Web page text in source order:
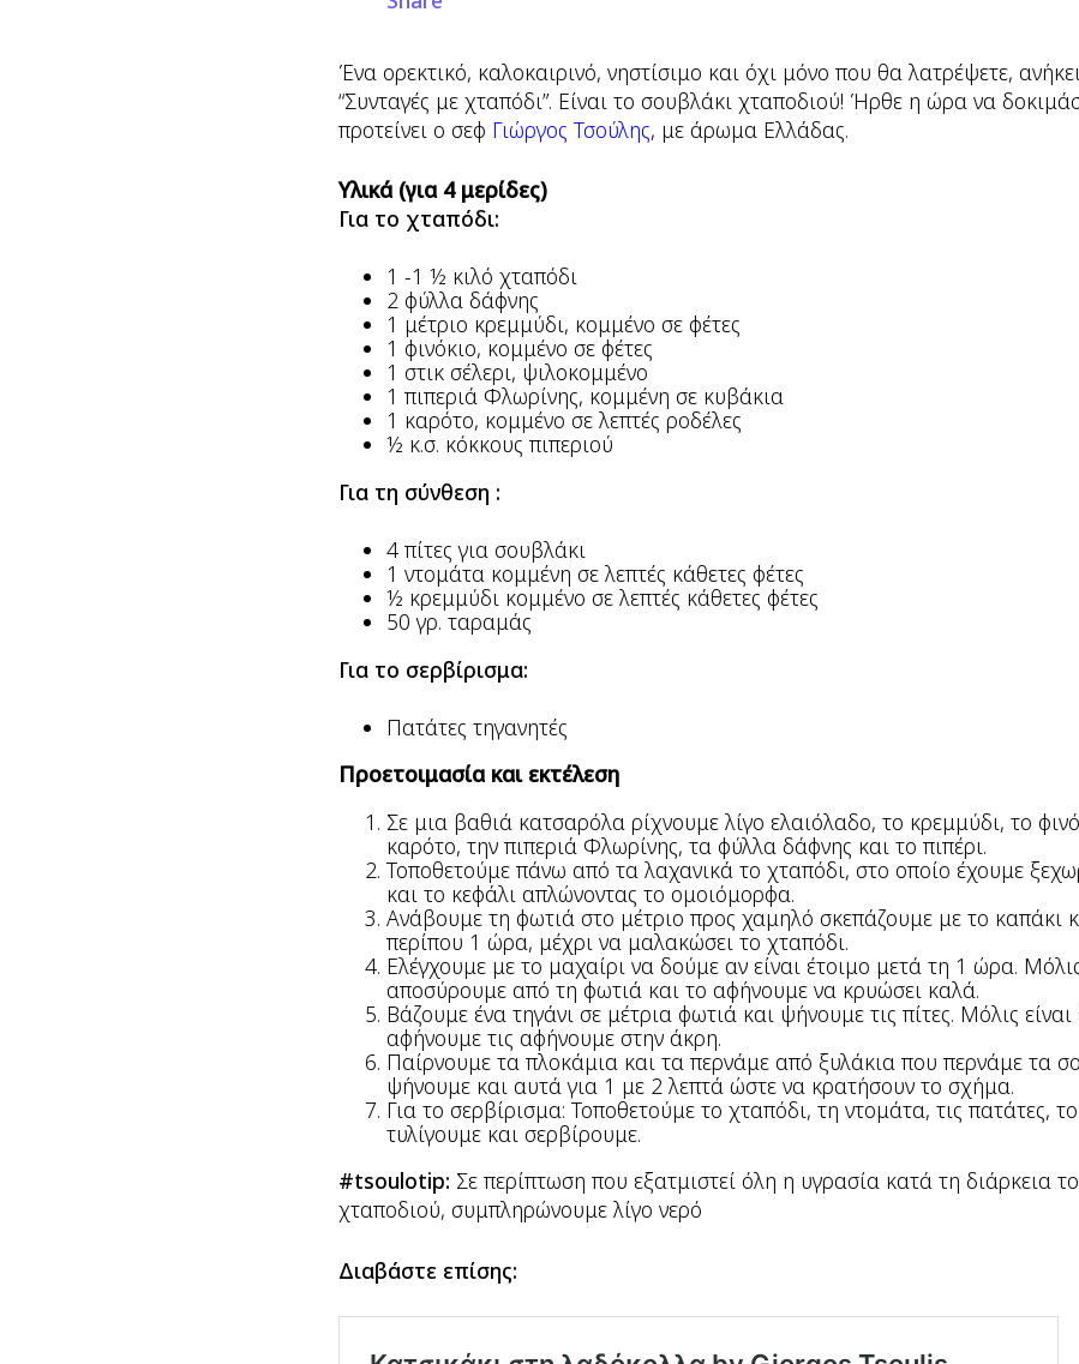
Ένα ορεκτικό, καλοκαιρινό, νηστίσιμο και όχι μόνο που θα λατρέψετε,
“Συνταγές με χταπόδι”. Είναι το σουβλάκι χταποδιού! Ήρθε η ώρα να
προτείνει ο σεφ Γιώργος Τσούλης, με άρωμα Ελλάδας.
Υλικά (για 4 μερίδες)
Για το χταπόδι:
1 -1 ½ κιλό χταπόδι
2 φύλλα δάφνης
1 μέτριο κρεμμύδι, κομμένο σε φέτες
1 φινόκιο, κομμένο σε φέτες
1 στικ σέλερι, ψιλοκομμένο
1 πιπεριά Φλωρίνης, κομμένη σε κυβάκια
1 καρότο, κομμένο σε λεπτές ροδέλες
½ κ.σ. κόκκους πιπεριού
Για τη σύνθεση :
4 πίτες για σουβλάκι
1 ντομάτα κομμένη σε λεπτές κάθετες φέτες
½ κρεμμύδι κομμένο σε λεπτές κάθετες φέτες
50 γρ. ταραμάς
Για το σερβίρισμα:
Πατάτες τηγανητές
Προετοιμασία και εκτέλεση
Σε μια βαθιά κατσαρόλα ρίχνουμε λίγο ελαιόλαδο, το κρεμμύδι, το
καρότο, την πιπεριά Φλωρίνης, τα φύλλα δάφνης και το πιπέρι.
Τοποθετούμε πάνω από τα λαχανικά το χταπόδι, στο οποίο έχουμε
και το κεφάλι απλώνοντας το ομοιόμορφα.
Ανάβουμε τη φωτιά στο μέτριο προς χαμηλό σκεπάζουμε με το καπάκι
περίπου 1 ώρα, μέχρι να μαλακώσει το χταπόδι.
Ελέγχουμε με το μαχαίρι να δούμε αν είναι έτοιμο μετά τη 1 ώρα.
αποσύρουμε από τη φωτιά και το αφήνουμε να κρυώσει καλά.
Βάζουμε ένα τηγάνι σε μέτρια φωτιά και ψήνουμε τις πίτες. Μόλις είναι
αφήνουμε τις αφήνουμε στην άκρη.
Παίρνουμε τα πλοκάμια και τα περνάμε από ξυλάκια που περνάμε τα
ψήνουμε και αυτά για 1 με 2 λεπτά ώστε να κρατήσουν το σχήμα.
Για το σερβίρισμα: Τοποθετούμε το χταπόδι, τη ντομάτα, τις πατάτες,
τυλίγουμε και σερβίρουμε.
#tsoulotip: Σε περίπτωση που εξατμιστεί όλη η υγρασία κατά τη διάρκεια
χταποδιού, συμπληρώνουμε λίγο νερό
Διαβάστε επίσης: